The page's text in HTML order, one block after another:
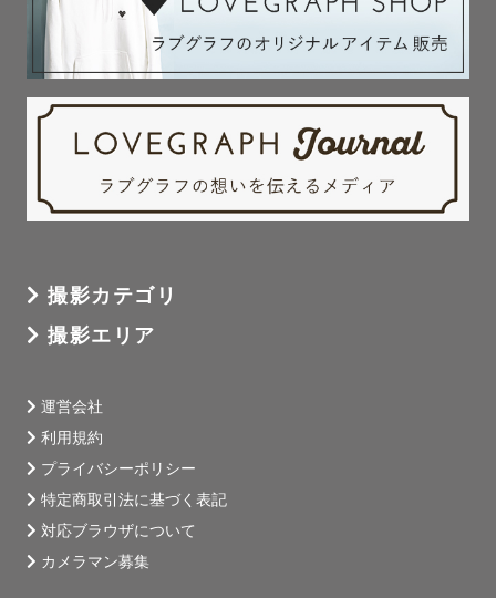
撮影カテゴリ
撮影エリア
運営会社
利用規約
プライバシーポリシー
特定商取引法に基づく表記
対応ブラウザについて
カメラマン募集